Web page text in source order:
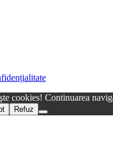
cookies! Continuarea
Refuz